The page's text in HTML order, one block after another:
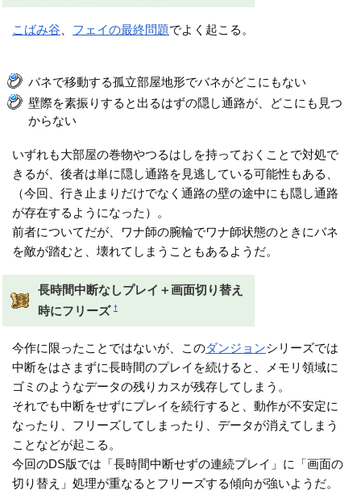
こばみ谷 フェイの最終問題でよく起こる。
バネで移動する孤立部屋地形でバネがどこにもない
壁際を素振りすると出るはずの隠し通路が、どこにも見つ
からない
いずれも大部屋の巻物やつるはしを持っておくことで対処で
きるが、後者は単に隠し通路を見逃している可能性もある、
（今回、行き止まりだけでなく通路の壁の途中にも隠し通路
が存在するようになった）。
前者についてだが、ワナ師の腕輪でワナ師状態のときにバネ
を敵が踏むと、壊れてしまうこともあるようだ。
長時間中断なしプレイ＋画面切り替え
時にフリーズ †
今作に限ったことではないが、このダンジョンシリーズでは
中断をはさまずに長時間のプレイを続けると、メモリ領域に
ゴミのようなデータの残りカスが残存してしまう。
それでも中断をせずにプレイを続行すると、動作が不安定に
なったり、フリーズしてしまったり、データが消えてしまう
ことなどが起こる。
今回のDS版では「長時間中断せずの連続プレイ」に「画面の
切り替え」処理が重なるとフリーズする傾向が強いようだ。